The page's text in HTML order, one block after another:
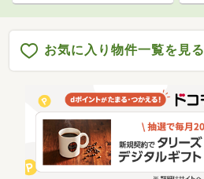
お気に入り物件一覧を見る